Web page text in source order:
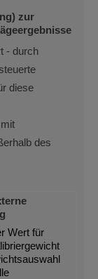
zur
- durch
diese
des
Wert für